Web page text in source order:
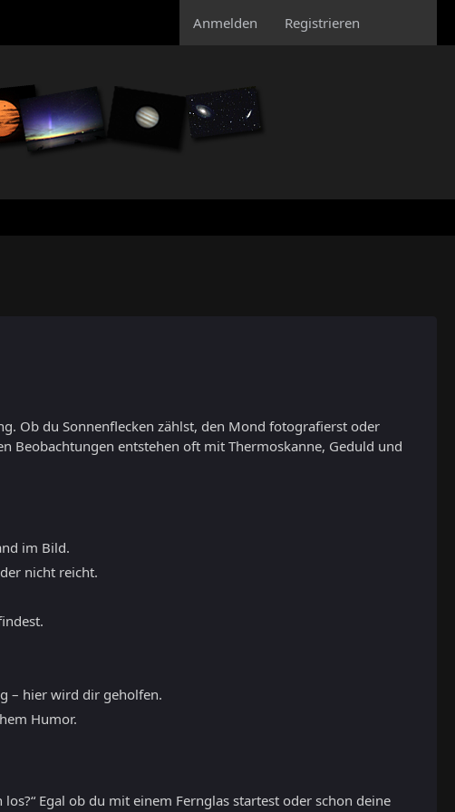
Anmelden Registrieren
Ob du Sonnenflecken zählst, den Mond fotografierst oder
Beobachtungen entstehen oft mit Thermoskanne, Geduld und
im Bild.
nicht reicht.
– hier wird dir geholfen.
Humor.
Egal ob du mit einem Fernglas startest oder schon deine